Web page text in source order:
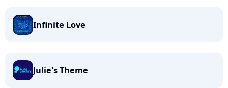
Infinite Love
Julie's Theme